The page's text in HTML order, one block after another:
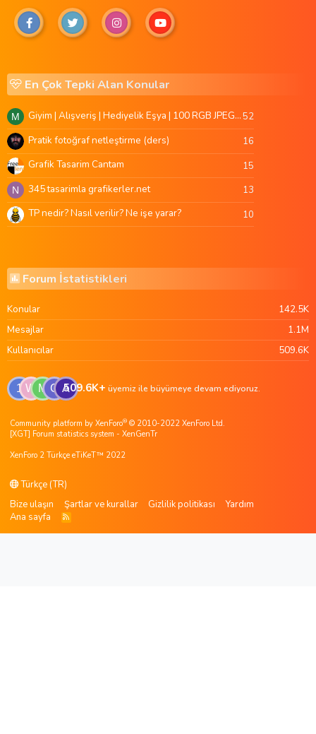
En Çok Tepki Alan Konular
M Giyim | Alışveriş | Hediyelik Eşya | 100 RGB JPEG Images | 5920x4420 Pixels | 501 MB52
Pratik fotoğraf netleştirme (ders) 16
Grafik Tasarim Cantam 15
N 345 tasarimla grafikerler.net 13
TP nedir? Nasıl verilir? Ne işe yarar? 10
Forum İstatistikleri
Konular
142.5K
Mesajlar
1.1M
Kullanıcılar
509.6K
1 W M G A
509.6K+ üyemiz ile büyümeye devam ediyoruz.
Community platform by XenForo® © 2010-2022 XenForo Ltd.
[XGT] Forum statistics system - XenGenTr
XenForo 2 Türkçe eTiKeT™ 2022
Türkçe (TR)
Bize ulaşın
Şartlar ve kurallar Gizlilik politikası
Yardım
Ana sayfa
R
S
S